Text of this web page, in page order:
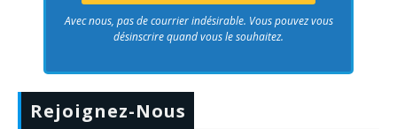
Avec nous, pas de courrier indésirable. Vous pouvez vous
désinscrire quand vous le souhaitez.
Rejoignez-Nous